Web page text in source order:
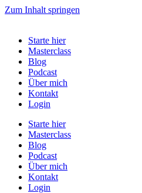
Zum Inhalt springen
Starte hier
Masterclass
Blog
Podcast
Über mich
Kontakt
Login
Starte hier
Masterclass
Blog
Podcast
Über mich
Kontakt
Login